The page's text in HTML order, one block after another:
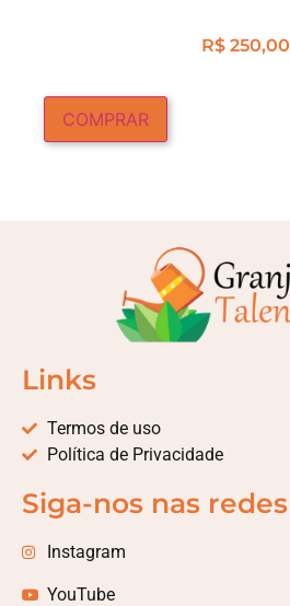
R$250,00
COMPRAR
Links
Termos de uso
Política de Privacidade
Siga-nos nas redes
Instagram
YouTube